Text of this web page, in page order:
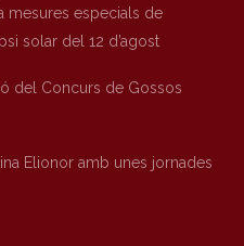
mesures especials de
solar del 12 d’agost
del Concurs de Gossos
Elionor amb unes jornades